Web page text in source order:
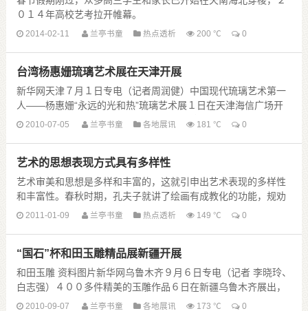
０１４年高校艺考拉开帷幕。
一方面，北影、中戏等热门院校招考“高烧”不退；另一方面，多
2014-02-11 兰亭书童 热点透析 200 ℃ 0
台湾杨惠姗琉璃艺术展在天津开展
新华网天津７月１日专电（记者周润健）中国现代琉璃艺术第一
人——杨惠姗“永远的光和热”琉璃艺术展１日在天津海信广场开
展。琉璃工房成立于１９８７年，位于台湾淡水，创......
2010-07-05 兰亭书童 各地展讯 181 ℃ 0
艺术的思想表现方式具有多样性
艺术审美和思想是多样和丰富的，这就引申出艺术表现的多样性
和丰富性。春秋时期，孔夫子就讲了绘画有成教化的功能，规劝
人们向往美的方向走；当然也可以载道，这个题就大了......
2011-01-09 兰亭书童 热点透析 149 ℃ 0
“国石”杯和田玉雕精品展新疆开展
和田玉雕 资料图片新华网乌鲁木齐９月６日专电（记者 李晓玲、
白志强）４００多件精美的玉雕作品６日在新疆乌鲁木齐展出，
专家们将从这些作品中评选出代表新疆参加第９届......
2010-09-07 兰亭书童 各地展讯 173 ℃ 0